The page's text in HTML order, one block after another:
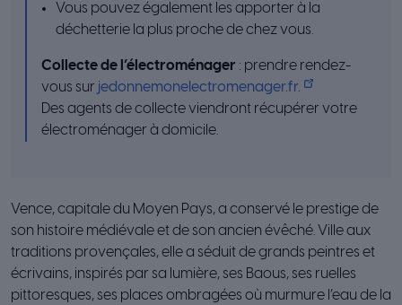
Vous pouvez également les apporter à la
déchetterie la plus proche de chez vous.
Collecte de l’électroménager : prendre rendez-
vous sur jedonnemonelectromenager.fr.
Des agents de collecte viendront récupérer votre
électroménager à domicile.
Vence, capitale du Moyen Pays, a conservé le prestige de
son histoire médiévale et de son ancien évêché. Ville aux
traditions provençales, elle a séduit de grands peintres et
écrivains, inspirés par sa lumière, ses Baous, ses ruelles
pittoresques, ses places ombragées où murmure l’eau de la